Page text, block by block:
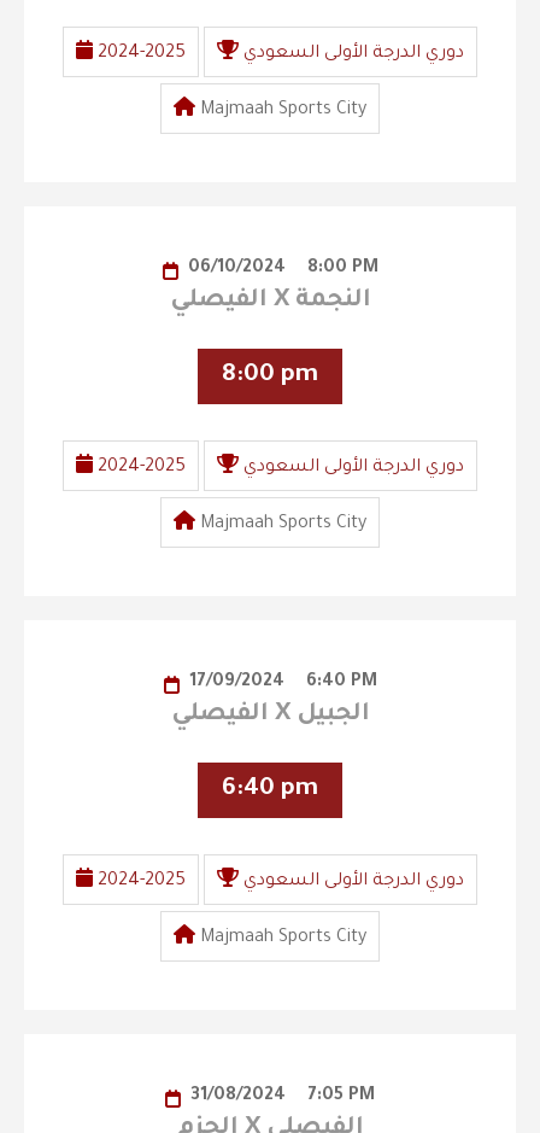
2024-2025 دوري الدرجة الأولى السعودي
Majmaah Sports City
06/10/2024 8:00 PM
الفيصلي X النجمة
8:00 pm
2024-2025 دوري الدرجة الأولى السعودي
Majmaah Sports City
17/09/2024 6:40 PM
الفيصلي X الجبيل
6:40 pm
2024-2025 دوري الدرجة الأولى السعودي
Majmaah Sports City
31/08/2024 7:05 PM